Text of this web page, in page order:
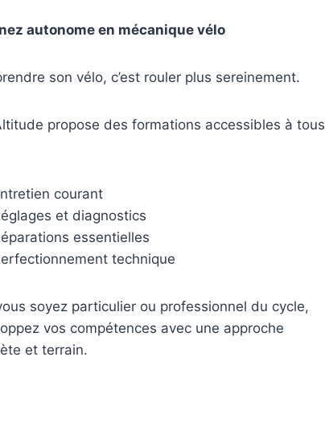
autonome en mécanique vélo
son vélo, c’est rouler plus sereinement.
propose des formations accessibles à tous
courant
et diagnostics
essentielles
technique
soyez particulier ou professionnel du cycle,
vos compétences avec une approche
et terrain.